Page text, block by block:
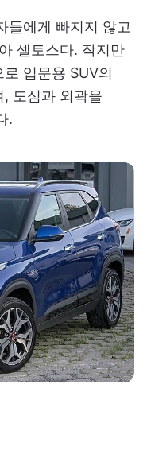
들에게 빠지지 않고
셀토스다. 작지만
입문용 SUV의
도심과 외곽을
.